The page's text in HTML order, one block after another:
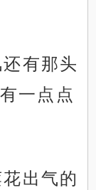
有那头
一点点
出气的